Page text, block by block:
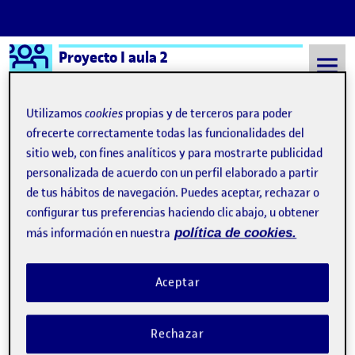
Saltar al contenido
Logo Ágora
Proyecto I aula 2
Semestre 20221 - Aula 2 26 Octubre, 2022
26 Octubre, 2022
INVENTARIO DE UN DÍA
Publicado por
María Román Payá
Fecha de publicación26 octubre, 2022 4:56 pm
-8 comentarios
Hacer una relación detallada de aquello que nos envuelve, resulta
a veces sencillo, pero cuando intentamos tomar conciencia del
por qué de esa elección la tarea es un poco más complicada.
Cuando comencé a pensar en el concepto de inventario, descubrí,
Utilizamoscookies propias y de terceros para poder
ofrecerte correctamente todas las funcionalidades del
sitio web, con fines analíticos y para mostrarte publicidad
personalizada de acuerdo con un perfil elaborado a partir
de tus hábitos de navegación. Puedes aceptar, rechazar o
configurar tus preferencias haciendo clic abajo, u obtener
más información en nuestra política de cookies.
Rechazar
Aceptar